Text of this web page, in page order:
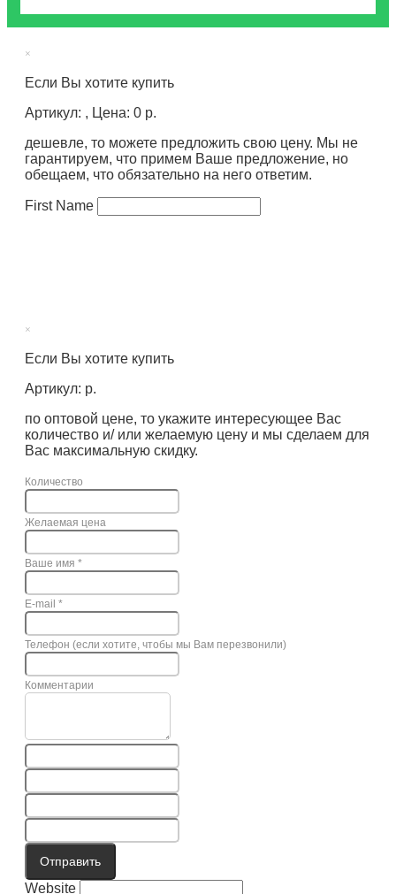
×
Если Вы хотите купить
Артикул: , Цена: 0 р.
дешевле, то можете предложить свою цену. Мы не
гарантируем, что примем Ваше предложение, но
обещаем, что обязательно на него ответим.
First Name
×
Если Вы хотите купить
Артикул: р.
по оптовой цене, то укажите интересующее Вас
количество и/ или желаемую цену и мы сделаем для
Вас максимальную скидку.
Количество
Желаемая цена
Ваше имя *
E-mail *
Телефон (если хотите, чтобы мы Вам перезвонили)
Комментарии
Отправить
Website